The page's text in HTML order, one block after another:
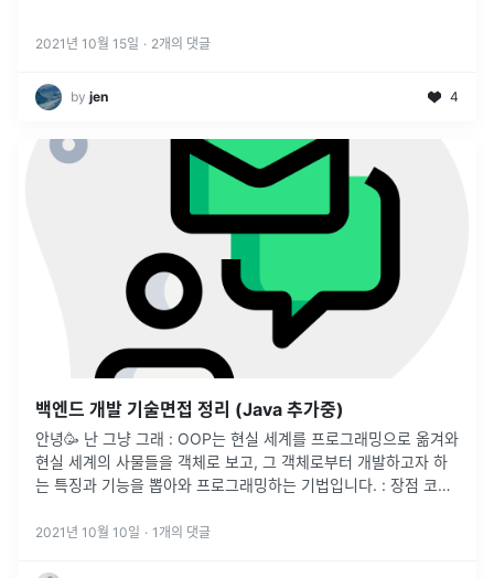
2021년 10월 15일 · 2개의 댓글
by jen 4
백엔드 개발 기술면접 정리 (Java 추가중)
안녕🥳 난 그냥 그래 : OOP는 현실 세계를 프로그래밍으로 옮겨와
현실 세계의 사물들을 객체로 보고, 그 객체로부터 개발하고자 하
는 특징과 기능을 뽑아와 프로그래밍하는 기법입니다. : 장점 코드
드가 나눠...
2021년 10월 10일 · 1 개의 댓글